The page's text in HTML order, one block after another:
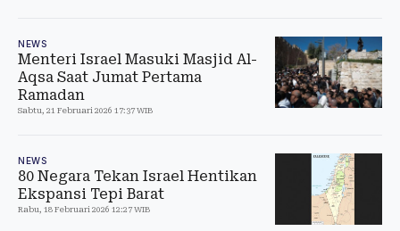
NEWS
Menteri Israel Masuki Masjid Al-
Aqsa Saat Jumat Pertama
Ramadan
Sabtu, 21 Februari 2026 17:37 WIB
NEWS
80 Negara Tekan Israel Hentikan
Ekspansi Tepi Barat
Rabu, 18 Februari 2026 12:27 WIB